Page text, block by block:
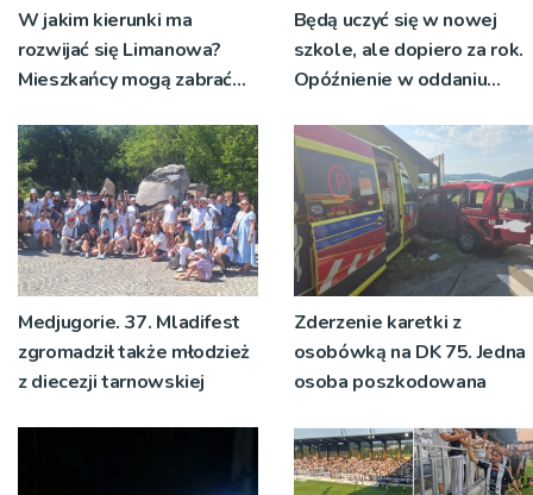
W jakim kierunki ma
rozwijać się Limanowa?
Mieszkańcy mogą zabrać
Będą uczyć się w nowej
szkole, ale dopiero za rok.
Opóźnienie w oddaniu
Rytrze
Medjugorie. 37. Mladifest
zgromadził także młodzież
z diecezji tarnowskiej
Zderzenie karetki z
osobówką na DK 75. Jedna
osoba poszkodowana